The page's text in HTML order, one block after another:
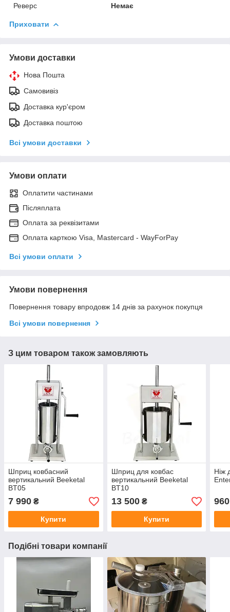
Реверс Немає
Приховати
Умови доставки
Нова Пошта
Самовивіз
Доставка кур'єром
Доставка поштою
Всі умови доставки
Умови оплати
Оплатити частинами
Післяплата
Оплата за реквізитами
Оплата карткою Visa, Mastercard - WayForPay
Всі умови оплати
Умови повернення
Повернення товару впродовж 14 днів за рахунок покупця
Всі умови повернення
З цим товаром також замовляють
Шприц ковбасний
вертикальний Beeketal
BT05
7 990 ₴
Купити
Шприц для ковбас
вертикальний Beeketal
BT10
13 500₴
Купити
Ніж
960
Подібні товари компанії